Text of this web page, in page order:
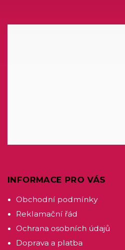
INFORMACE PRO VÁS
Obchodní podmínky
Reklamační řád
Ochrana osobních údajů
Doprava a platba